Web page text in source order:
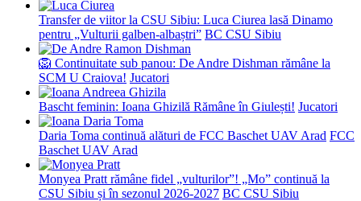
Transfer de viitor la CSU Sibiu: Luca Ciurea lasă Dinamo
pentru „Vulturii galben-albaștri” BC CSU Sibiu
🦁 Continuitate sub panou: De Andre Dishman rămâne la
SCM U Craiova! Jucatori
Bascht feminin: Ioana Ghizilă Rămâne în Giulești! Jucatori
Daria Toma continuă alături de FCC Baschet UAV Arad FCC
Baschet UAV Arad
Monyea Pratt rămâne fidel „vulturilor”! „Mo” continuă la
CSU Sibiu și în sezonul 2026-2027 BC CSU Sibiu